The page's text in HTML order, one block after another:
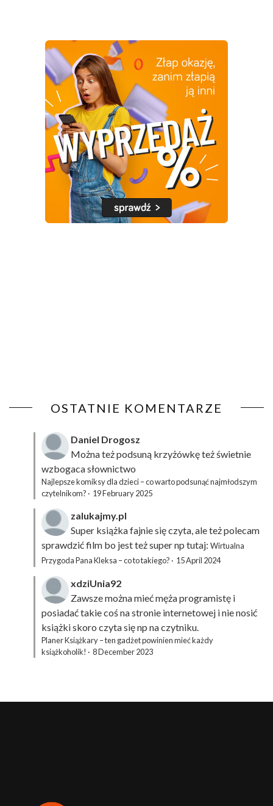
OSTATNIE KOMENTARZE
Daniel Drogosz
Można też podsuną krzyżówkęteż świetnie
wzbogaca słownictwo
Najlepsze komiksy dla dzieci – co warto podsunąć najmłodszym
czytelnikom? · 19 February 2025
zalukajmy.pl
Super książka fajnie się czyta, ale też polecam
sprawdzić film bo jest też super np tutaj: Wirtualna
Przygoda Pana Kleksa – co to takiego? · 15 April 2024
xdziUnia92
Zawsze można mieć męża programistę i
posiadać takie coś na stronie internetowej i nie nosić
książki skoro czyta się np na czytniku.
Planer Książkary – ten gadżet powinien mieć każdy
książkoholik! · 8 December 2023